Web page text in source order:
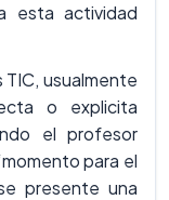
esta actividad
TIC, usualmente
o explicita
el profesor
para el
presente una